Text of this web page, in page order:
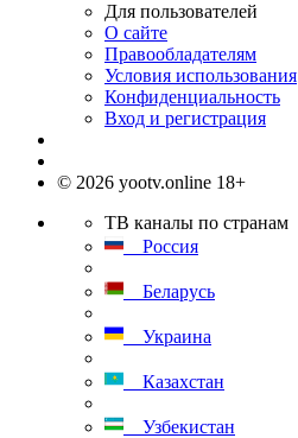
Для пользователей
О сайте
Правообладателям
Условия использования
Конфиденциальность
Вход и регистрация
© 2026 yootv.online 18+
ТВ каналы по странам
Россия
Беларусь
Украина
Казахстан
Узбекистан